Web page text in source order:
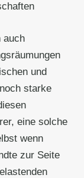
auch
und
starke
eine solche
wenn
zur Seite